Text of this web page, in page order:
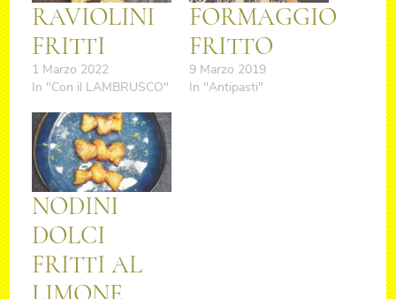
RAVIOLINI
FRITTI
1 Marzo 2022
In "Con il LAMBRUSCO"
FORMAGGIO
FRITTO
9 Marzo 2019
In "Antipasti"
NODINI
DOLCI
FRITTI AL